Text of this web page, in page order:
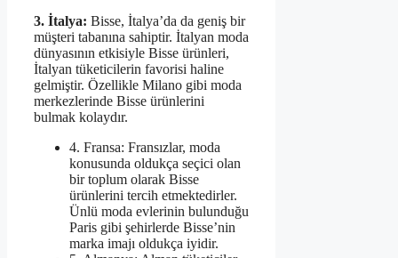
3. İtalya: Bisse, İtalya’da da geniş bir
müşteri tabanına sahiptir. İtalyan moda
dünyasının etkisiyle Bisse ürünleri,
İtalyan tüketicilerin favorisi haline
gelmiştir. Özellikle Milano gibi moda
merkezlerinde Bisse ürünlerini
bulmak kolaydır.
4. Fransa: Fransızlar, moda
konusunda oldukça seçici olan
bir toplum olarak Bisse
ürünlerini tercih etmektedirler.
Ünlü moda evlerinin bulunduğu
Paris gibi şehirlerde Bisse’nin
marka imajı oldukça iyidir.